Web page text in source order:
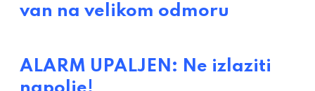
van na velikom odmoru
ALARM UPALJEN: Ne izlaziti